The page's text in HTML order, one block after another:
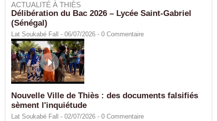
ACTUALITÉ À THIÈS
Délibération du Bac 2026 – Lycée Saint-Gabriel
(Sénégal)
Lat Soukabé Fall - 06/07/2026 - 0 Commentaire
Nouvelle Ville de Thiès : des documents falsifiés
sèment l'inquiétude
Lat Soukabé Fall - 02/07/2026 - 0 Commentaire